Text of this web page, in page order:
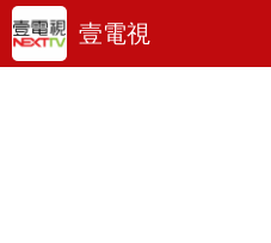
壹電視